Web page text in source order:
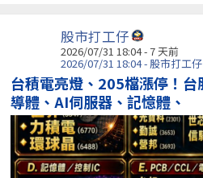
股市打工仔
2026/07/31 18:04 - 7 天前
2026/07/31 18:04 - 股市打工仔
台積電亮燈、205檔漲停！
導體、AI伺服器、記憶體、